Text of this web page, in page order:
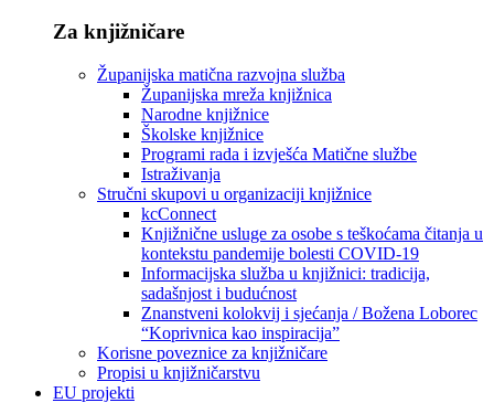
Za knjižničare
Županijska matična razvojna služba
Županijska mreža knjižnica
Narodne knjižnice
Školske knjižnice
Programi rada i izvješća Matične službe
Istraživanja
Stručni skupovi u organizaciji knjižnice
kcConnect
Knjižnične usluge za osobe s teškoćama čitanja u
kontekstu pandemije bolesti COVID-19
Informacijska služba u knjižnici: tradicija,
sadašnjost i budućnost
Znanstveni kolokvij i sjećanja / Božena Loborec
“Koprivnica kao inspiracija”
Korisne poveznice za knjižničare
Propisi u knjižničarstvu
EU projekti